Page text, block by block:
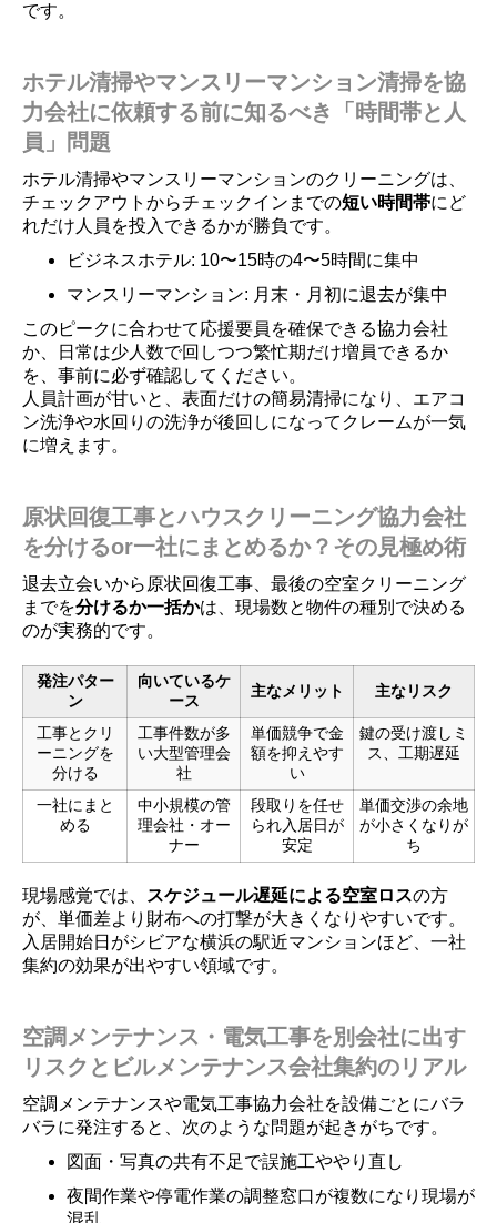
です。
ホテル清掃やマンスリーマンション清掃を協
力会社に依頼する前に知るべき「時間帯と人
員」問題
ホテル清掃やマンスリーマンションのクリーニングは、
チェックアウトからチェックインまでの短い時間帯にど
れだけ人員を投入できるかが勝負です。
ビジネスホテル: 10〜15時の4〜5時間に集中
マンスリーマンション: 月末・月初に退去が集中
このピークに合わせて応援要員を確保できる協力会社
か、日常は少人数で回しつつ繁忙期だけ増員できるか
を、事前に必ず確認してください。
人員計画が甘いと、表面だけの簡易清掃になり、エアコ
ン洗浄や水回りの洗浄が後回しになってクレームが一気
に増えます。
原状回復工事とハウスクリーニング協力会社
を分けるor一社にまとめるか？その見極め術
退去立会いから原状回復工事、最後の空室クリーニング
までを分けるか一括かは、現場数と物件の種別で決める
のが実務的です。
発注パター
ン
向いているケ
ース
主なメリット 主なリスク
工事とクリ
ーニングを
分ける
工事件数が多
い大型管理会
社
単価競争で金
額を抑えやす
い
鍵の受け渡しミ
ス、工期遅延
一社にまと
める
中小規模の管
理会社・オー
ナー
段取りを任せ
られ入居日が
安定
単価交渉の余地
が小さくなりが
ち
現場感覚では、 スケジュール遅延による空室ロスの方
が、単価差より財布への打撃が大きくなりやすいです。
入居開始日がシビアな横浜の駅近マンションほど、一社
集約の効果が出やすい領域です。
空調メンテナンス・電気工事を別会社に出す
リスクとビルメンテナンス会社集約のリアル
空調メンテナンスや電気工事協力会社を設備ごとにバラ
バラに発注すると、次のような問題が起きがちです。
図面・写真の共有不足で誤施工ややり直し
夜間作業や停電作業の調整窓口が複数になり現場が
混乱